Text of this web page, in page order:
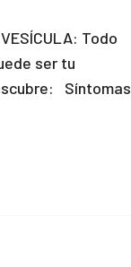
Todo
ser tu
Síntomas